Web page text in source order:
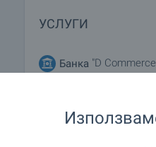
УСЛУГИ
Банка "D